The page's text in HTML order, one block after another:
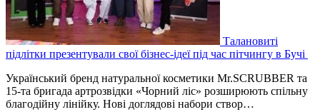
Талановиті
підлітки презентували свої бізнес-ідеї під час пітчингу в Бучі
Український бренд натуральної косметики Mr.SCRUBBER та
15-та бригада артрозвідки «Чорний ліс» розширюють спільну
благодійну лінійку. Нові доглядові набори створ…